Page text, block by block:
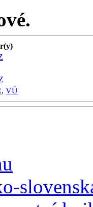
, VÚ